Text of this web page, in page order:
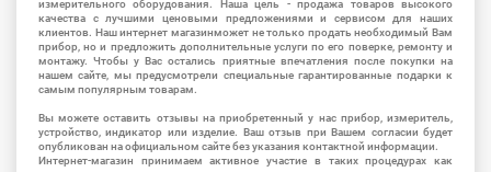
измерительного оборудования. Наша цель - продажа товаров высокого
качества с лучшими ценовыми предложениями и сервисом для наших
клиентов. Наш интернет магазинможет не только продать необходимый Вам
прибор, но и предложить дополнительные услуги по его поверке, ремонту и
монтажу. Чтобы у Вас остались приятные впечатления после покупки на
нашем сайте, мы предусмотрели специальные гарантированные подарки к
самым популярным товарам.
Вы можете оставить отзывы на приобретенный у нас прибор, измеритель,
устройство, индикатор или изделие. Ваш отзыв при Вашем согласии будет
опубликован на официальном сайте без указания контактной информации.
Интернет-магазин принимаем активное участие в таких процедурах как